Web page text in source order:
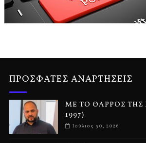
ΠΡΟΣΦΑΤΕΣ ΑΝΑΡΤΗΣΕΙΣ
ΜΕ ΤΟ ΘΑΡΡΟΣ
1997)
Ιούλιος 30, 2026